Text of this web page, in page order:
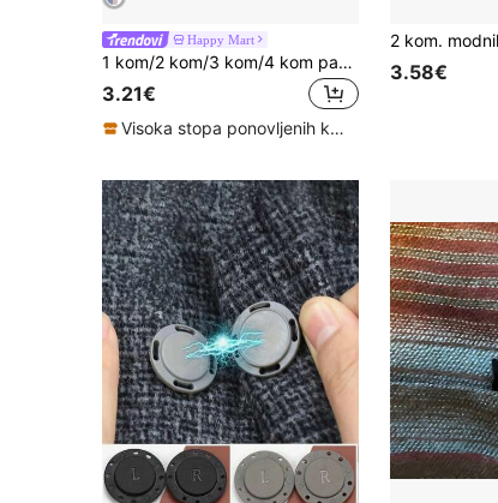
Happy Mart
1 kom/2 kom/3 kom/4 kom paket vezenih samoljepljivih zakrpa s uzorkom novca u hip-hop stilu
3.21€
Visoka stopa ponovljenih kupaca
3.58€